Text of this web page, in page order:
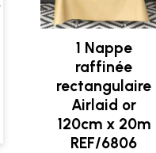
1 Nappe
raffinée
rectangulaire
Airlaid or
120cm x 20m
REF/6806